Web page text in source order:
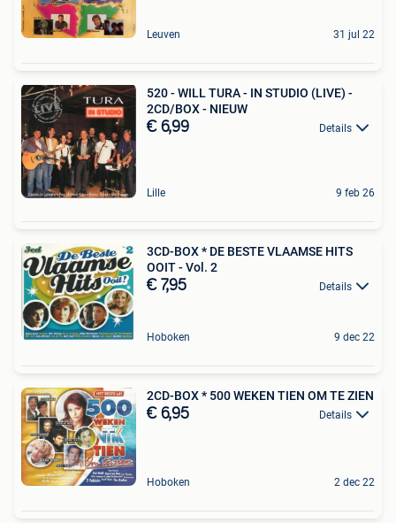
Leuven 31 jul 22
520 - WILL TURA - IN STUDIO (LIVE) -
2CD/BOX - NIEUW
€ 6,99 Details
Lille 9 feb 26
3CD-BOX * DE BESTE VLAAMSE HITS
OOIT - Vol. 2
€ 7,95 Details
Hoboken 9 dec 22
2CD-BOX * 500 WEKEN TIEN OM TE ZIEN
€ 6,95 Details
Hoboken 2 dec 22